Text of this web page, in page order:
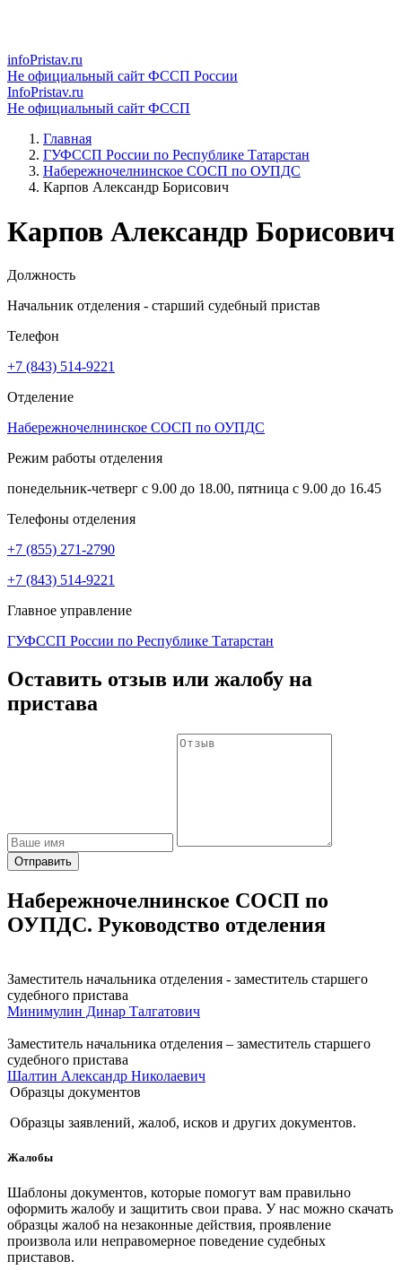
infoPristav.ru
Не официальный сайт ФССП России
InfoPristav.ru
Не официальный сайт ФССП
Главная
ГУФССП России по Республике Татарстан
Набережночелнинское СОСП по ОУПДС
Карпов Александр Борисович
Карпов Александр Борисович
Должность
Начальник отделения - старший судебный пристав
Телефон
+7 (843) 514-9221
Отделение
Набережночелнинское СОСП по ОУПДС
Режим работы отделения
понедельник-четверг с 9.00 до 18.00, пятница с 9.00 до 16.45
Телефоны отделения
+7 (855) 271-2790
+7 (843) 514-9221
Главное управление
ГУФССП России по Республике Татарстан
Оставить отзыв или жалобу на
пристава
Отправить
Набережночелнинское СОСП по
ОУПДС. Руководство отделения
Заместитель начальника отделения - заместитель старшего
судебного пристава
Минимулин Динар Талгатович
Заместитель начальника отделения – заместитель старшего
судебного пристава
Шалтин Александр Николаевич
Образцы документов
Образцы заявлений, жалоб, исков и других документов.
Жалобы
Шаблоны документов, которые помогут вам правильно
оформить жалобу и защитить свои права. У нас можно скачать
образцы жалоб на незаконные действия, проявление
произвола или неправомерное поведение судебных
приставов.